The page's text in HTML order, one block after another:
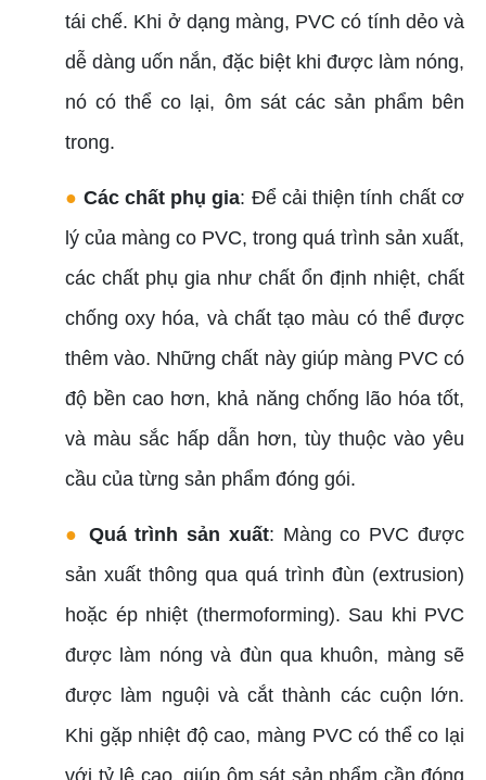
tái chế. Khi ở dạng màng, PVC có tính dẻo và
dễ dàng uốn nắn, đặc biệt khi được làm nóng,
nó có thể co lại, ôm sát các sản phẩm bên
trong.
● Các chất phụ gia: Để cải thiện tính chất cơ
lý của màng co PVC, trong quá trình sản xuất,
các chất phụ gia như chất ổn định nhiệt, chất
chống oxy hóa, và chất tạo màu có thể được
thêm vào. Những chất này giúp màng PVC có
độ bền cao hơn, khả năng chống lão hóa tốt,
và màu sắc hấp dẫn hơn, tùy thuộc vào yêu
cầu của từng sản phẩm đóng gói.
● Quá trình sản xuất: Màng co PVC được
sản xuất thông qua quá trình đùn (extrusion)
hoặc ép nhiệt (thermoforming). Sau khi PVC
được làm nóng và đùn qua khuôn, màng sẽ
được làm nguội và cắt thành các cuộn lớn.
Khi gặp nhiệt độ cao, màng PVC có thể co lại
với tỷ lệ cao, giúp ôm sát sản phẩm cần đóng